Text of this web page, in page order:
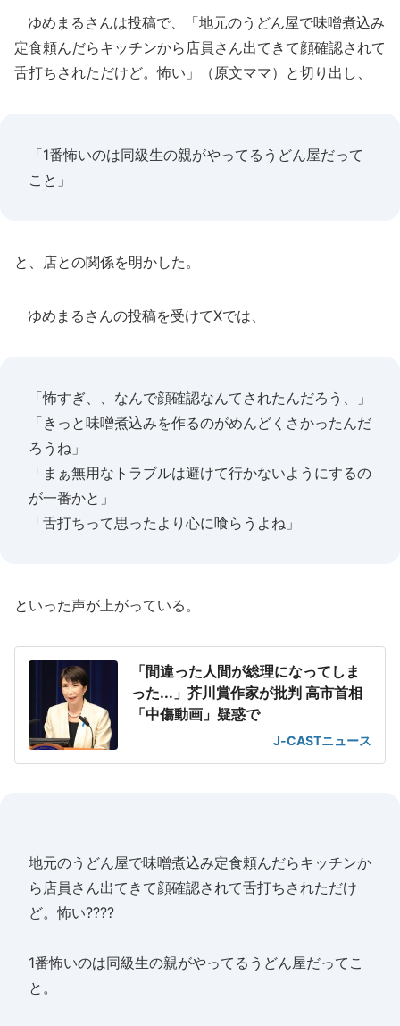
ゆめまるさんは投稿で、「地元のうどん屋で味噌煮込み
定食頼んだらキッチンから店員さん出てきて顔確認されて
舌打ちされただけど。怖い」（原文ママ）と切り出し、
「1番怖いのは同級生の親がやってるうどん屋だって
こと」
と、店との関係を明かした。
ゆめまるさんの投稿を受けてXでは、
「怖すぎ、、なんで顔確認なんてされたんだろう、」
「きっと味噌煮込みを作るのがめんどくさかったんだ
ろうね」
「まぁ無用なトラブルは避けて行かないようにするの
が一番かと」
「舌打ちって思ったより心に喰らうよね」
といった声が上がっている。
「間違った人間が総理になってしま
った...」芥川賞作家が批判 高市首相
「中傷動画」疑惑で
J-CASTニュース
地元のうどん屋で味噌煮込み定食頼んだらキッチンか
ら店員さん出てきて顔確認されて舌打ちされただけ
ど。怖い????
1番怖いのは同級生の親がやってるうどん屋だってこ
と。